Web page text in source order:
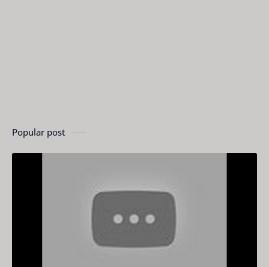
Popular post